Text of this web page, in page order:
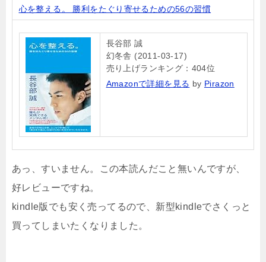
心を整える。 勝利をたぐり寄せるための56の習慣
長谷部 誠
幻冬舎 (2011-03-17)
売り上げランキング：404位
Amazonで詳細を見る by Pirazon
あっ、すいません。この本読んだこと無いんですが、
好レビューですね。
kindle版でも安く売ってるので、新型kindleでさくっと
買ってしまいたくなりました。